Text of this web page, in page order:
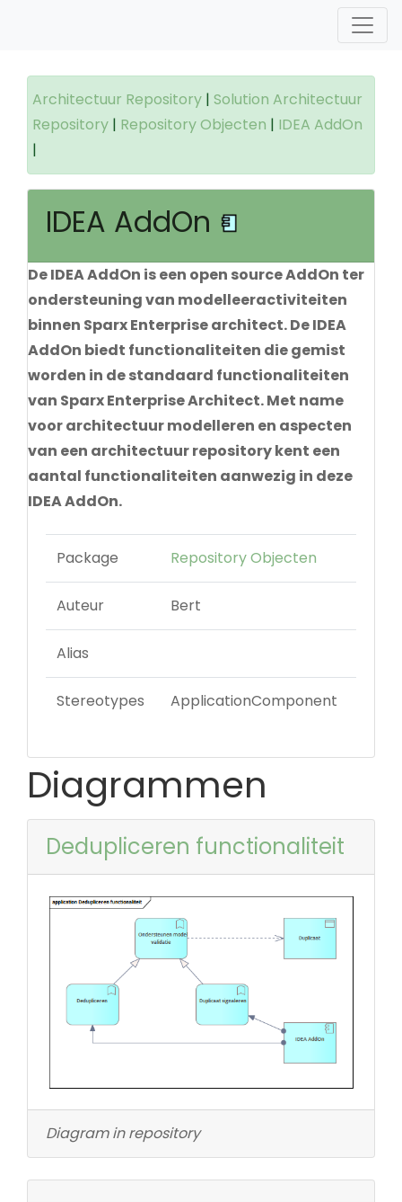
Architectuur Repository | Solution Architectuur
Repository | Repository Objecten | IDEA AddOn
|
IDEA AddOn
De IDEA AddOn is een open source AddOn ter
ondersteuning van modelleeractiviteiten
binnen Sparx Enterprise architect. De IDEA
AddOn biedt functionaliteiten die gemist
worden in de standaard functionaliteiten
van Sparx Enterprise Architect. Met name
voor architectuur modelleren en aspecten
van een architectuur repository kent een
aantal functionaliteiten aanwezig in deze
IDEA AddOn.
Package Repository Objecten
Auteur Bert
Alias
Stereotypes ApplicationComponent
Diagrammen
Dedupliceren functionaliteit
Diagram in repository